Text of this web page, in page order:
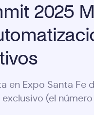
2025
en Expo Santa Fe
(el número